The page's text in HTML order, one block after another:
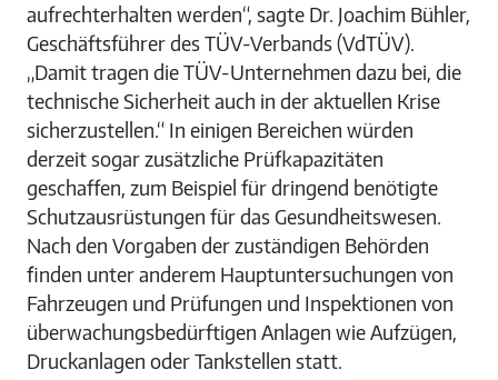
aufrechterhalten werden“, sagte Dr. Joachim Bühler,
Geschäftsführer des TÜV-Verbands (VdTÜV).
„Damit tragen die TÜV-Unternehmen dazu bei, die
technische Sicherheit auch in der aktuellen Krise
sicherzustellen.“ In einigen Bereichen würden
derzeit sogar zusätzliche Prüfkapazitäten
geschaffen, zum Beispiel für dringend benötigte
Schutzausrüstungen für das Gesundheitswesen.
Nach den Vorgaben der zuständigen Behörden
finden unter anderem Hauptuntersuchungen von
Fahrzeugen und Prüfungen und Inspektionen von
überwachungsbedürftigen Anlagen wie Aufzügen,
Druckanlagen oder Tankstellen statt.